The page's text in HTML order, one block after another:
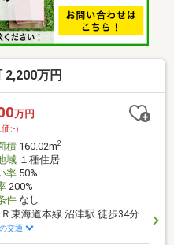
2,200万円
万円
:-）
積160.02m2
域１種住居
率50%
200%
件なし
Ｒ東海道本線 沼津駅 徒歩34分
交通